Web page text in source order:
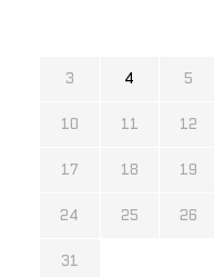
3 4 5
10 11 12
17 18 19
24 25 26
31